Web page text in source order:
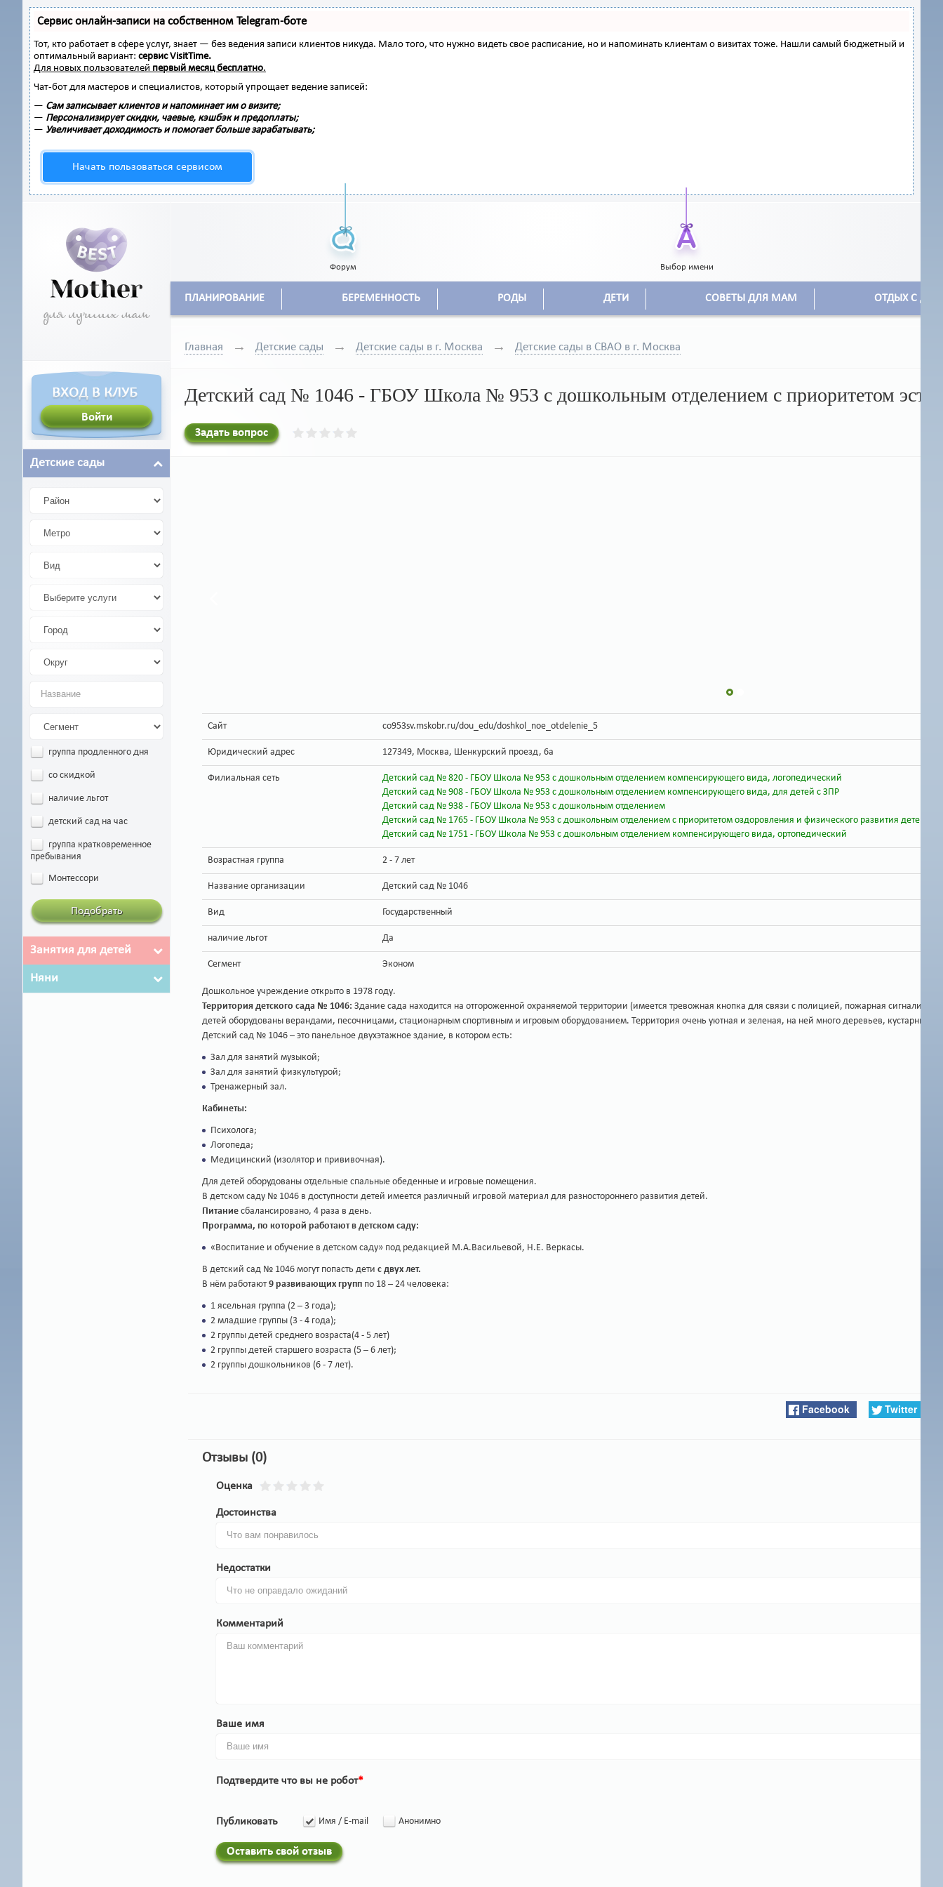
Сервис онлайн-записи на собственном Telegram-боте
Тот, кто работает в сфере услуг, знает — без ведения записи клиентов никуда. Мало того, что нужно видеть свое расписание, но и напоминать клиентам о визитах тоже. Нашли самый бюджетный и
оптимальный вариант: сервис VisitTime.
Для новых пользователей первый месяц бесплатно.
Чат-бот для мастеров и специалистов, который упрощает ведение записей:
— Сам записывает клиентов и напоминает им о визите;
— Персонализирует скидки, чаевые, кэшбэк и предоплаты;
— Увеличивает доходимость и помогает больше зарабатывать;
Начать пользоваться сервисом
Детские сады
группа продленного дня
со скидкой
наличие льгот
детский сад на час
группа кратковременное
пребывания
Монтессори
Подобрать
Занятия для детей
Няни
Форум Выбор имени
ПЛАНИРОВАНИЕ БЕРЕМЕННОСТЬ РОДЫ ДЕТИ СОВЕТЫ ДЛЯ МАМ ОТДЫХ С
Главная Детские сады Детские сады в г. Москва Детские сады в СВАО в г. Москва
Детский сад № 1046 - ГБОУ Школа № 953 с дошкольным отделением с приоритетом
Задать вопрос
Сайт co953sv.mskobr.ru/dou_edu/doshkol_noe_otdelenie_5
Юридический адрес 127349, Москва, Шенкурский проезд, 6а
Филиальная сеть
Детский сад № 820 - ГБОУ Школа № 953 с дошкольным отделением компенсирующего вида, логопедический
Детский сад № 908 - ГБОУ Школа № 953 с дошкольным отделением компенсирующего вида, для детей с ЗПР
Детский сад № 938 - ГБОУ Школа № 953 с дошкольным отделением
Детский сад № 1765 - ГБОУ Школа № 953 с дошкольным отделением с приоритетом оздоровления и физического развития детей
Детский сад № 1751 - ГБОУ Школа № 953 с дошкольным отделением компенсирующего вида, ортопедический
Возрастная группа 2 - 7 лет
Название организации Детский сад № 1046
Вид Государственный
наличие льгот Да
Сегмент Эконом
Дошкольное учреждение открыто в 1978 году.
Территория детского сада № 1046: Здание сада находится на отгороженной охраняемой территории (имеется тревожная кнопка для связи с полицией, пожарная
детей оборудованы верандами, песочницами, стационарным спортивным и игровым оборудованием. Территория очень уютная и зеленая, на ней много деревьев,
Детский сад № 1046 – это панельное двухэтажное здание, в котором есть:
Зал для занятий музыкой;
Зал для занятий физкультурой;
Тренажерный зал.
Кабинеты:
Психолога;
Логопеда;
Медицинский (изолятор и прививочная).
Для детей оборудованы отдельные спальные обеденные и игровые помещения.
В детском саду № 1046 в доступности детей имеется различный игровой материал для разностороннего развития детей.
Питание сбалансировано, 4 раза в день.
Программа, по которой работают в детском саду:
«Воспитание и обучение в детском саду» под редакцией М.А.Васильевой, Н.Е. Веркасы.
В детский сад № 1046 могут попасть дети с двух лет.
В нём работают9 развивающих групп по 18 – 24 человека:
1 ясельная группа (2 – 3 года);
2 младшие группы (3 - 4 года);
2 группы детей среднего возраста(4 - 5 лет)
2 группы детей старшего возраста (5 – 6 лет);
2 группы дошкольников (6 - 7 лет).
Facebook Twitter
Отзывы (0)
Оценка
Достоинства
Недостатки
Комментарий
Ваше имя
Подтвердите что вы не робот*
Публиковать Имя / E-mail Анонимно
Оставить свой отзыв